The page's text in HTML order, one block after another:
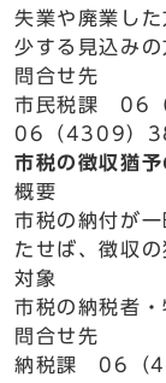
失業や廃業し
少する見込みの
問合せ先
市民税課 06
06（4309）
市税の徴収猶
概要
市税の納付が
たせば、徴収
対象
市税の納税者
問合せ先
納税課 06（